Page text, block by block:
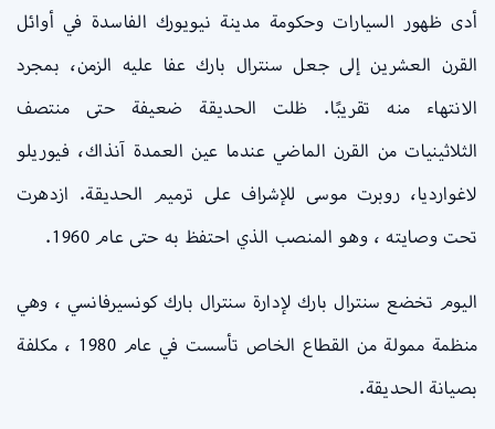
أدى ظهور السيارات وحكومة مدينة نيويورك الفاسدة في أوائل
القرن العشرين إلى جعل سنترال بارك عفا عليه الزمن، بمجرد
الانتهاء منه تقريبًا. ظلت الحديقة ضعيفة حتى منتصف
الثلاثينيات من القرن الماضي عندما عين العمدة آنذاك، فيوريلو
لاغوارديا، روبرت موسى للإشراف على ترميم الحديقة. ازدهرت
تحت وصايته ، وهو المنصب الذي احتفظ به حتى عام 1960.
اليوم تخضع سنترال بارك لإدارة سنترال بارك كونسيرفانسي ، وهي
منظمة ممولة من القطاع الخاص تأسست في عام 1980 ، مكلفة
بصيانة الحديقة.